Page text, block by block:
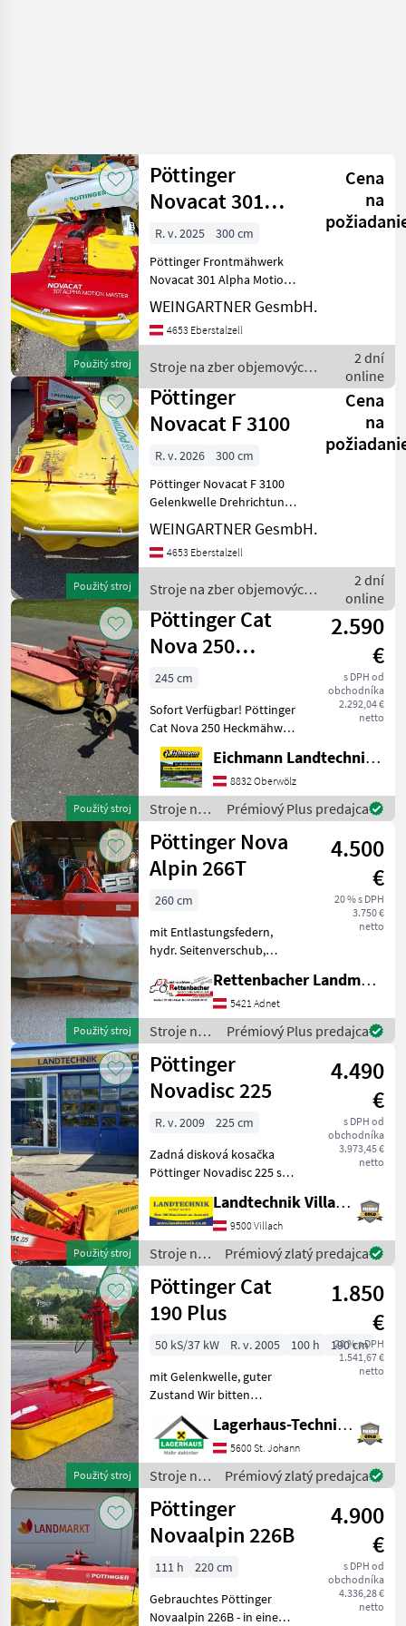
Použitý stroj
Pöttinger
Novacat 301
Alpha Motion
Master
Cena
na
R. v. 2025
300 cm
Pöttinger Frontmähwerk
Novacat 301 Alpha Motion
Master Gelenkwelle
Drehrichtung aller
Mähscheiben zur Mitte
Verschleiskufen Prompt
Verf
WEINGARTNER GesmbH.
4653 Eberstalzell
Stroje na zber objemových
krmív / Pöttinger
2 dní
online
Použitý stroj
Pöttinger
Novacat F 3100
Cena
na
R. v. 2026
300 cm
Pöttinger Novacat F 3100
Gelenkwelle Drehrichtung
aller Mähscheiben zur Mitte
Verschleißkufen Prompt
Verfügbar NEUMASCHINE
WEINGARTNER GesmbH.
4653 Eberstalzell
Stroje na zber objemových
krmív / Pöttinger
2 dní
online
Použitý stroj
Pöttinger Cat
Nova 250
Heckmähwerk
2.590
€
s DPH od
obchodníka
2.292,04 €
netto
245 cm
Sofort Verfügbar! Pöttinger
Cat Nova 250 Heckmähwerk
mit Mittenaufhängung. Wie
vom Kunden, in gutem
Zustand. Ausstattung &
Details: - Voll
Funktionstüchtig
Eichmann Landtechnik GmbH
8832 Oberwölz
Stroje na
zber
objemových
krmív /
Pöttinger
Prémiový Plus predajca
Použitý stroj
Pöttinger Nova
Alpin 266T
4.500
€
20 % s DPH
3.750 €
netto
260 cm
mit Entlastungsfedern,
hydr. Seitenverschub,
rýchloupínanie noža,
odľahčovacie pružiny, box
na nože Stroje na zber
objemových krmív Kosa
Rettenbacher Landmaschinen
5421 Adnet
Stroje na
zber
objemových
krmív /
Pöttinger
Prémiový Plus predajca
Použitý stroj
Pöttinger
Novadisc 225
4.490
€
s DPH od
obchodníka
3.973,45 €
netto
R. v. 2009
225 cm
Zadná disková kosačka
Pöttinger Novadisc 225 s
rýchlou výmenou nožov,
ochranou proti nárazu,
hriadeľom, stroj v stave ako
nový, málo používan
Landtechnik Villach GmbH
9500 Villach
Stroje na
zber
objemových
krmív /
Pöttinger
Prémiový zlatý predajca
Použitý stroj
Pöttinger Cat
190 Plus
1.850
€
20 % s DPH
1.541,67 €
netto
50 kS/37 kW R. v. 2005 100 h
190 cm
mit Gelenkwelle, guter
Zustand Wir bitten
telefonisch oder per Mail
Ihren Besuch
bekanntzugeben, um
ausreichend Zeit für die
Beratung und eventuell
einer Probefahrt
Lagerhaus-Technik St. Johann
5600 St. Johann
Stroje na
zber
objemových
krmív /
Pöttinger
Prémiový zlatý predajca
Pöttinger
Novaalpin 226B
4.900
€
s DPH od
obchodníka
4.336,28 €
netto
111 h
220 cm
Gebrauchtes Pöttinger
Novaalpin 226B - in einem